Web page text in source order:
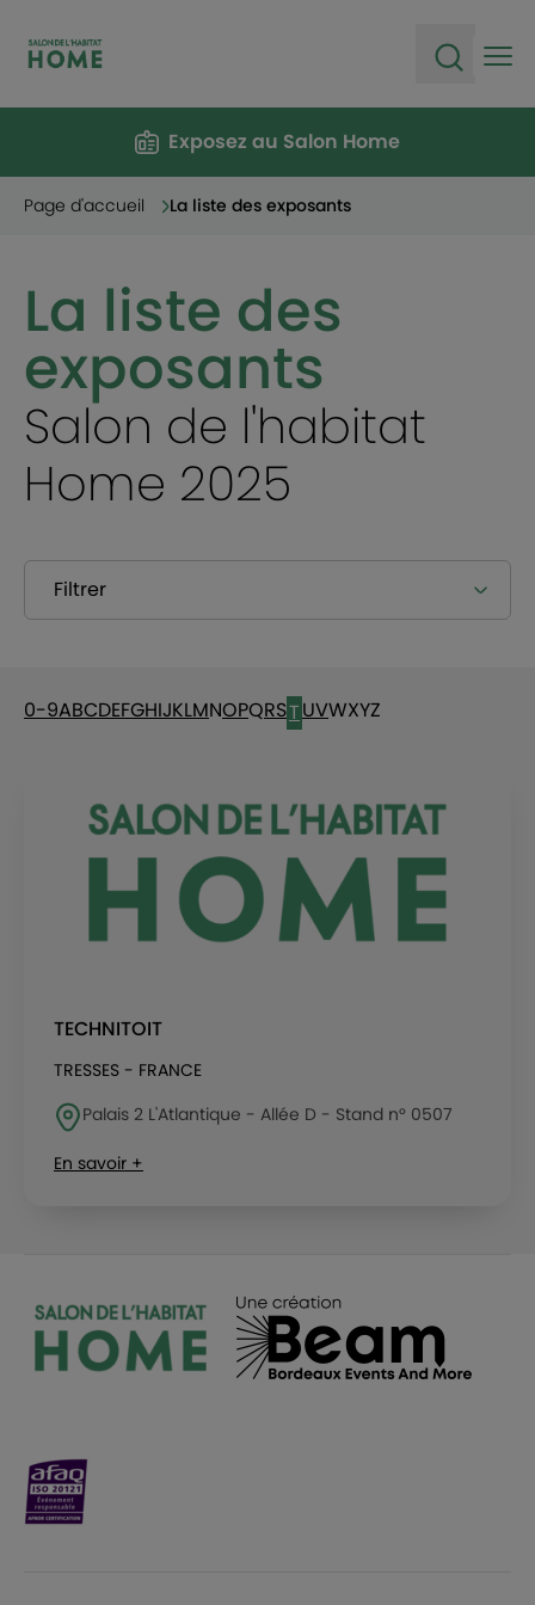
Exposez au Salon Home
Page d'accueil La liste des exposants
La liste des
exposants
Salon de l'habitat
Home 2025
Filtrer
0-9ABCDEFGHIJKLMNOPQRSTUVWXYZ
TECHNITOIT
TRESSES - FRANCE
Palais 2 L'Atlantique - Allée D - Stand n° 0507
En savoir +